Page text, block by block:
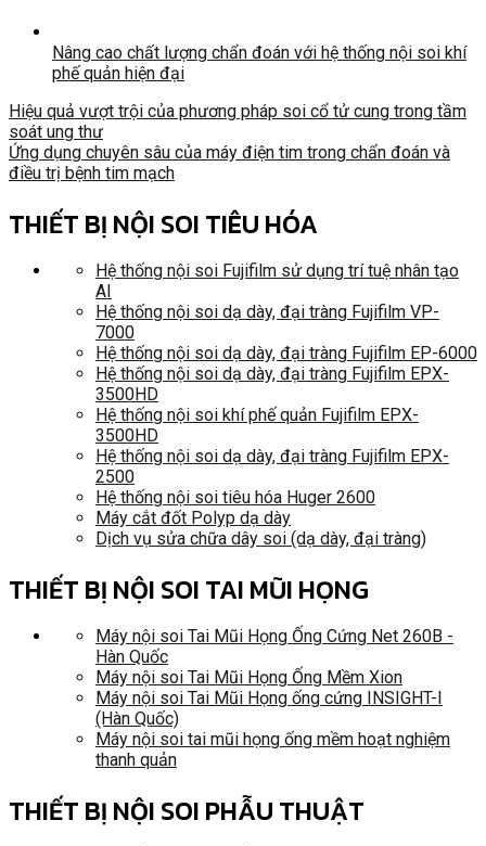
Nâng cao chất lượng chẩn đoán với hệ thống nội soi khí
phế quản hiện đại
Hiệu quả vượt trội của phương pháp soi cổ tử cung trong tầm
soát ung thư
Ứng dụng chuyên sâu của máy điện tim trong chẩn đoán và
điều trị bệnh tim mạch
THIẾT BỊ NỘI SOI TIÊU HÓA
Hệ thống nội soi Fujifilm sử dụng trí tuệ nhân tạo
AI
Hệ thống nội soi dạ dày, đại tràng Fujifilm VP-
7000
Hệ thống nội soi dạ dày, đại tràng Fujifilm EP-6000
Hệ thống nội soi dạ dày, đại tràng Fujifilm EPX-
3500HD
Hệ thống nội soi khí phế quản Fujifilm EPX-
3500HD
Hệ thống nội soi dạ dày, đại tràng Fujifilm EPX-
2500
Hệ thống nội soi tiêu hóa Huger 2600
Máy cắt đốt Polyp dạ dày
Dịch vụ sửa chữa dây soi (dạ dày, đại tràng)
THIẾT BỊ NỘI SOI TAI MŨI HỌNG
Máy nội soi Tai Mũi Họng Ống Cứng Net 260B -
Hàn Quốc
Máy nội soi Tai Mũi Họng Ống Mềm Xion
Máy nội soi Tai Mũi Họng ống cứng INSIGHT-I
(Hàn Quốc)
Máy nội soi tai mũi họng ống mềm hoạt nghiệm
thanh quản
THIẾT BỊ NỘI SOI PHẪU THUẬT